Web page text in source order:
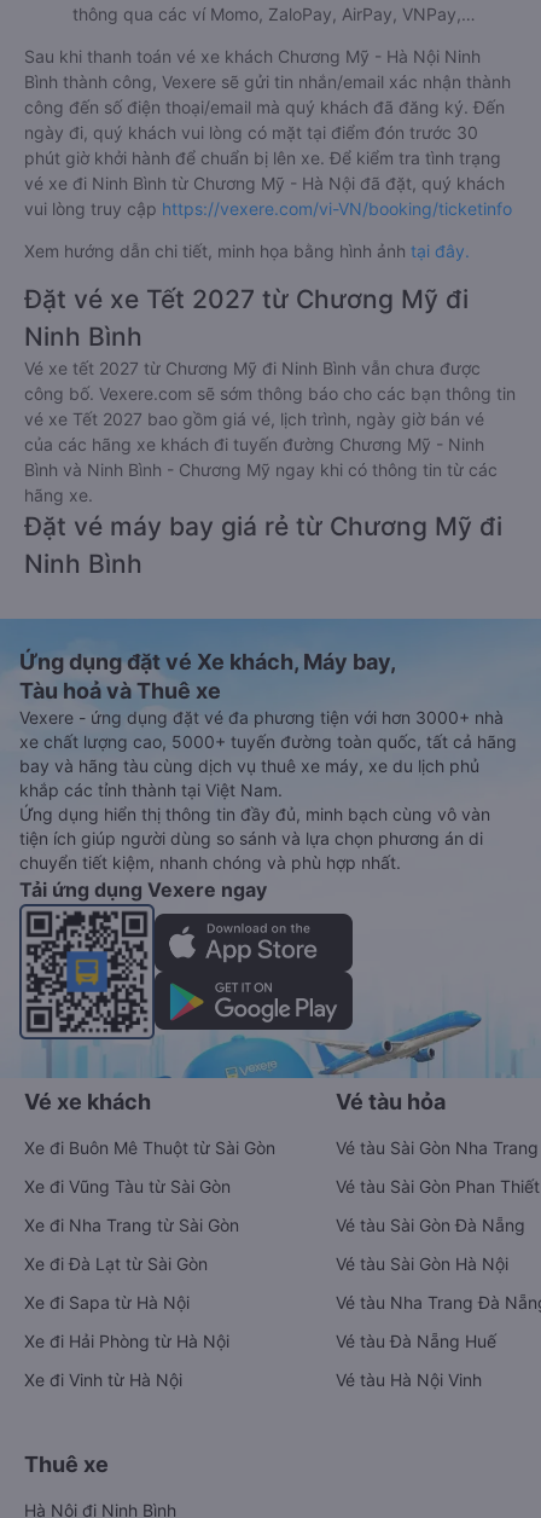
thông qua các ví Momo, ZaloPay, AirPay, VNPay,…
Sau khi thanh toán vé xe khách Chương Mỹ - Hà Nội Ninh
Bình thành công, Vexere sẽ gửi tin nhắn/email xác nhận thành
công đến số điện thoại/email mà quý khách đã đăng ký. Đến
ngày đi, quý khách vui lòng có mặt tại điểm đón trước 30
phút giờ khởi hành để chuẩn bị lên xe. Để kiểm tra tình trạng
vé xe đi Ninh Bình từ Chương Mỹ - Hà Nội đã đặt, quý khách
vui lòng truy cập https://vexere.com/vi-VN/booking/ticketinfo
Xem hướng dẫn chi tiết, minh họa bằng hình ảnh tại đây.
Đặt vé xe Tết 2027 từ Chương Mỹ đi
Ninh Bình
Vé xe tết 2027 từ Chương Mỹ đi Ninh Bình vẫn chưa được
công bố. Vexere.com sẽ sớm thông báo cho các bạn thông tin
vé xe Tết 2027 bao gồm giá vé, lịch trình, ngày giờ bán vé
của các hãng xe khách đi tuyến đường Chương Mỹ - Ninh
Bình và Ninh Bình - Chương Mỹ ngay khi có thông tin từ các
hãng xe.
Đặt vé máy bay giá rẻ từ Chương Mỹ đi
Ninh Bình
Ứng dụng đặt vé Xe khách, Máy bay,
Tàu hoả và Thuê xe
Vexere - ứng dụng đặt vé đa phương tiện với hơn 3000+ nhà
xe chất lượng cao, 5000+ tuyến đường toàn quốc, tất cả hãng
bay và hãng tàu cùng dịch vụ thuê xe máy, xe du lịch phủ
khắp các tỉnh thành tại Việt Nam.
Ứng dụng hiển thị thông tin đầy đủ, minh bạch cùng vô vàn
tiện ích giúp người dùng so sánh và lựa chọn phương án di
chuyển tiết kiệm, nhanh chóng và phù hợp nhất.
Tải ứng dụng Vexere ngay
Vé xe khách
Xe đi Buôn Mê Thuột từ Sài Gòn
Xe đi Vũng Tàu từ Sài Gòn
Xe đi Nha Trang từ Sài Gòn
Xe đi Đà Lạt từ Sài Gòn
Xe đi Sapa từ Hà Nội
Xe đi Hải Phòng từ Hà Nội
Xe đi Vinh từ Hà Nội
Vé tàu hỏa
Vé tàu Sài Gòn Nha Trang
Vé tàu Sài Gòn Phan Thiết
Vé tàu Sài Gòn Đà Nẵng
Vé tàu Sài Gòn Hà Nội
Vé tàu Nha Trang Đà
Vé tàu Đà Nẵng Huế
Vé tàu Hà Nội Vinh
Thuê xe
Hà Nội đi Ninh Bình